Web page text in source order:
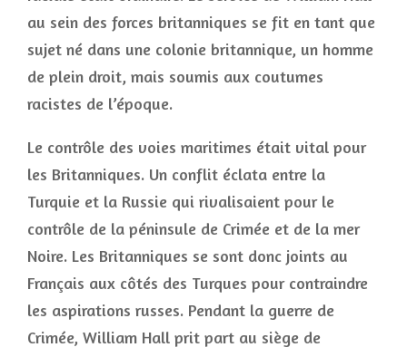
au sein des forces britanniques se fit en tant que
sujet né dans une colonie britannique, un homme
de plein droit, mais soumis aux coutumes
racistes de l’époque.
Le contrôle des voies maritimes était vital pour
les Britanniques. Un conflit éclata entre la
Turquie et la Russie qui rivalisaient pour le
contrôle de la péninsule de Crimée et de la mer
Noire. Les Britanniques se sont donc joints au
Français aux côtés des Turques pour contraindre
les aspirations russes. Pendant la guerre de
Crimée, William Hall prit part au siège de